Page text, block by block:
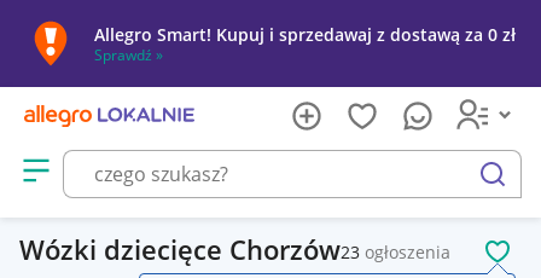
Allegro Smart! Kupuj i sprzedawaj z dostawą za 0 zł
Sprawdź »
Otwórz menu z kategoriami
szukaj
Wózki dziecięce Chorzów23 ogłoszenia